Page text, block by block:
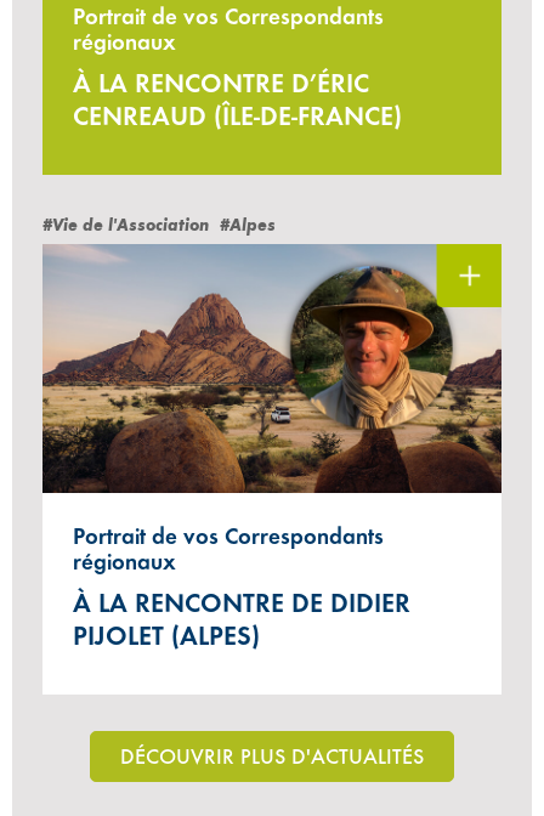
Portrait de vos Correspondants
régionaux
À LA RENCONTRE D’ÉRIC
CENREAUD (ÎLE-DE-FRANCE)
#Vie de l'Association #Alpes
Portrait de vos Correspondants
régionaux
À LA RENCONTRE DE DIDIER
PIJOLET (ALPES)
DÉCOUVRIR PLUS D'ACTUALITÉS